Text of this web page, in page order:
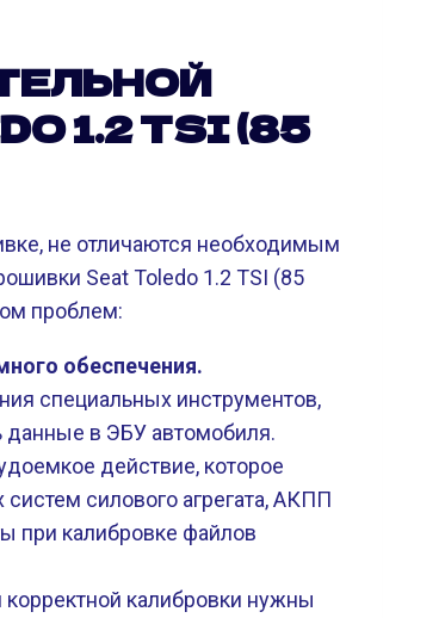
1.2 TSI (85
не отличаются необходимым
Seat Toledo 1.2 TSI (85
проблем:
обеспечения.
специальных инструментов,
данные в ЭБУ автомобиля.
действие, которое
силового агрегата, АКПП
при калибровке файлов
калибровки нужны